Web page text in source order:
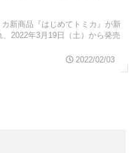
新商品『はじめてトミカ』が新
2022年3月19日（土）から発売
2022/02/03